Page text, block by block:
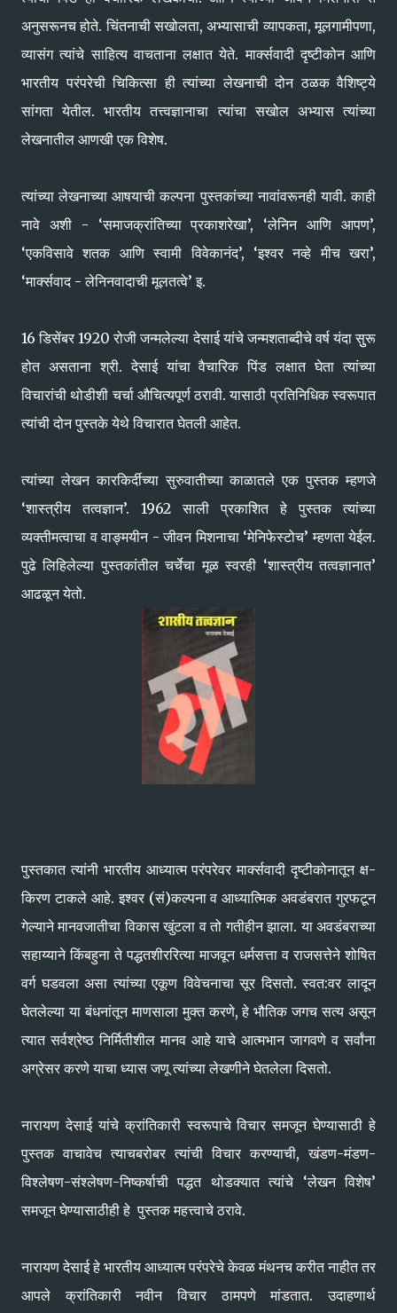
अनुसरूनच होते. चिंतनाची सखोलता, अभ्यासाची व्यापकता, मूलगामीपणा,
व्यासंग त्यांचे साहित्य वाचताना लक्षात येते. मार्क्सवादी दृष्टीकोन आणि
भारतीय परंपरेची चिकित्सा ही त्यांच्या लेखनाची दोन ठळक वैशिष्ट्ये
सांगता येतील. भारतीय तत्त्वज्ञानाचा त्यांचा सखोल अभ्यास त्यांच्या
लेखनातील आणखी एक विशेष.
त्यांच्या लेखनाच्या आषयाची कल्पना पुस्तकांच्या नावांवरूनही यावी. काही
नावे अशी - ‘समाजक्रांतिच्या प्रकाशरेखा’, ‘लेनिन आणि आपण’,
‘एकविसावे शतक आणि स्वामी विवेकानंद’, ‘इश्‍वर नव्हे मीच खरा’,
‘मार्क्सवाद - लेनिनवादाची मूलतत्वे’ इ.
16 डिसेंबर 1920 रोजी जन्मलेल्या देसाई यांचे जन्मशताब्दीचे वर्ष यंदा सुुरू
होत असताना श्री. देसाई यांचा वैचारिक पिंड लक्षात घेता त्यांच्या
विचारांची थोडीशी चर्चा औचित्यपूर्ण ठरावी. यासाठी प्रतिनिधिक स्वरूपात
त्यांची दोन पुस्तके येथे विचारात घेतली आहेत.
त्यांच्या लेखन कारकिर्दीच्या सुरुवातीच्या काळातले एक पुस्तक म्हणजे
‘शास्त्रीय तत्वज्ञान’. 1962 साली प्रकाशित हे पुस्तक त्यांच्या
व्यक्तीमत्वाचा व वाङ्मयीन - जीवन मिशनाचा ‘मेनिफेस्टोच’ म्हणता येईल.
पुढे लिहिलेल्या पुस्तकांतील चर्चेचा मूळ स्वरही ‘शास्त्रीय तत्वज्ञानात’
आढळून येतो.
पुस्तकात त्यांनी भारतीय आध्यात्म परंपरेवर मार्क्सवादी दृष्टीकोनातून क्ष-
किरण टाकले आहे. इश्‍वर (सं)कल्पना व आध्यात्मिक अवडंबरात गुरफटून
गेल्याने मानवजातीचा विकास खुंटला व तो गतीहीन झाला. या अवडंबराच्या
सहाय्याने किंबहुना ते पद्धतशीररित्या माजवून धर्मसत्ता व राजसत्तेने शोषित
वर्ग घडवला असा त्यांच्या एकूण विवेचनाचा सूर दिसतो. स्वत:वर लादून
घेतलेल्या या बंधनांतून माणसाला मुक्त करणे, हे भौतिक जगच सत्य असून
त्यात सर्वश्रेष्ठ निर्मितीशील मानव आहे याचे आत्मभान जागवणे व सर्वांना
अग्रेसर करणे याचा ध्यास जणू त्यांच्या लेखणीने घेतलेला दिसतो.
नारायण देसाई यांचे क्रांतिकारी स्वरूपाचे विचार समजून घेण्यासाठी हे
पुस्तक वाचावेच त्याचबरोबर त्यांची विचार करण्याची, खंडण-मंडण-
विश्‍लेषण-संश्‍लेषण-निष्कर्षाची पद्धत थोडक्यात त्यांचे ‘लेखन विशेष’
समजून घेण्यासाठीही हे पुस्तक महत्त्वाचे ठरावे.
नारायण देसाई हे भारतीय आध्यात्म परंपरेचे केवळ मंथनच करीत नाहीत तर
आपले क्रांतिकारी नवीन विचार ठामपणे मांडतात. उदाहणार्थ